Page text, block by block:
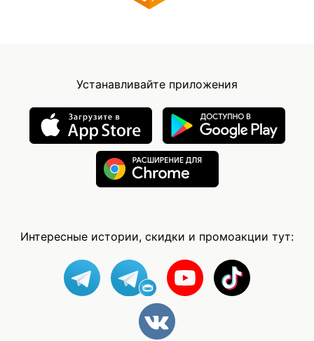
Устанавливайте приложения
Интересные истории, скидки и промоакции тут: